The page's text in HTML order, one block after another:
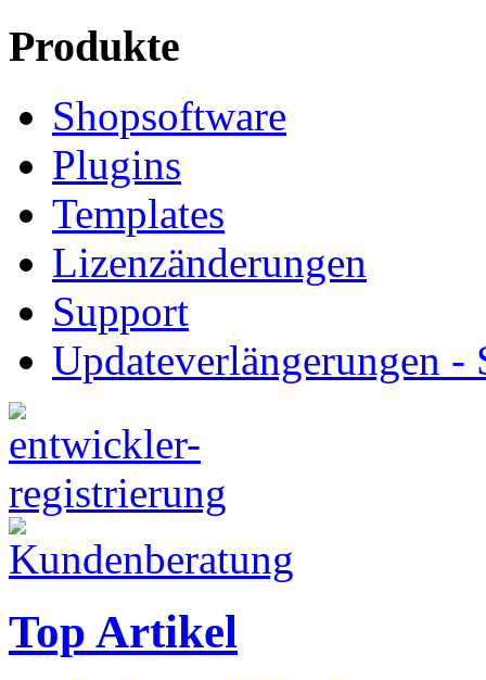
Produkte
Shopsoftware
Plugins
Templates
Lizenzänderungen
Support
Updateverlängerungen -
Top Artikel